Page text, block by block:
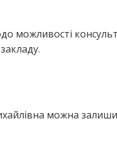
можливості
можна